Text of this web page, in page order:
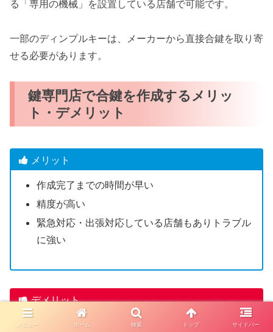
る「専用の機械」を設置している店舗で可能です。
一部のディンプルキーは、メーカーから直接合鍵を取り寄
せる必要があります。
鍵専門店で合鍵を作成するメリッ
ト・デメリット
メリット
作成完了までの時間が早い
精度が高い
緊急対応・出張対応している店舗もありトラブル
に強い
デメリット
一部のディンプルキーは店舗で合鍵作成できない
メニュー ホーム 検索 トップ サイドバー